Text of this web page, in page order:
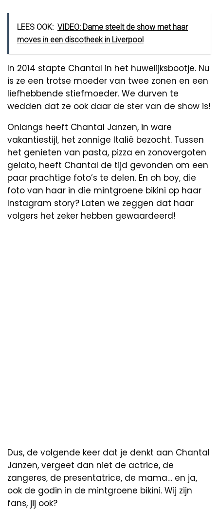
LEES OOK: VIDEO: Dame steelt de show met haar
moves in een discotheek in Liverpool
In 2014 stapte Chantal in het huwelijksbootje. Nu
is ze een trotse moeder van twee zonen en een
liefhebbende stiefmoeder. We durven te
wedden dat ze ook daar de ster van de show is!
Onlangs heeft Chantal Janzen, in ware
vakantiestijl, het zonnige Italië bezocht. Tussen
het genieten van pasta, pizza en zonovergoten
gelato, heeft Chantal de tijd gevonden om een
paar prachtige foto’s te delen. En oh boy, die
foto van haar in die mintgroene bikini op haar
Instagram story? Laten we zeggen dat haar
volgers het zeker hebben gewaardeerd!
Dus, de volgende keer dat je denkt aan Chantal
Janzen, vergeet dan niet de actrice, de
zangeres, de presentatrice, de mama… en ja,
ook de godin in de mintgroene bikini. Wij zijn
fans, jij ook?